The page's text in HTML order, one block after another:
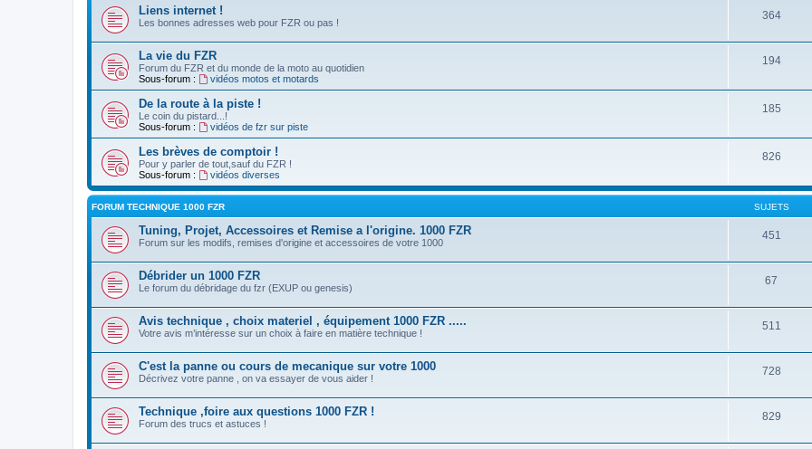
Liens internet !
Les bonnes adresses web pour FZR ou pas !
364
La vie du FZR
Forum du FZR et du monde de la moto au quotidien
Sous-forum :
vidéos motos et motards
194
De la route à la piste !
Le coin du pistard...!
Sous-forum :
vidéos de fzr sur piste
185
Les brèves de comptoir !
Pour y parler de tout,sauf du FZR !
Sous-forum :
vidéos diverses
826
FORUM TECHNIQUE 1000 FZR SUJETS
Tuning, Projet, Accessoires et Remise a l'origine. 1000 FZR
Forum sur les modifs, remises d'origine et accessoires de votre 1000
451
Débrider un 1000 FZR
Le forum du débridage du fzr (EXUP ou genesis)
67
Avis technique , choix materiel , équipement 1000 FZR .....
Votre avis m’intéresse sur un choix à faire en matière technique !
511
C'est la panne ou cours de mecanique sur votre 1000
Décrivez votre panne , on va essayer de vous aider !
728
Technique ,foire aux questions 1000 FZR !
Forum des trucs et astuces !
829